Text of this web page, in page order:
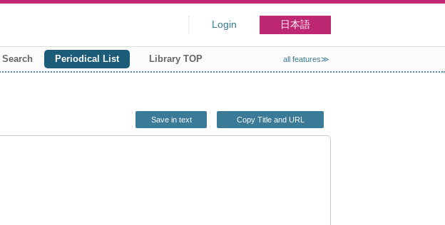
Login 日本語
Periodical List Library TOP all features≫
Save in text Copy Title and URL